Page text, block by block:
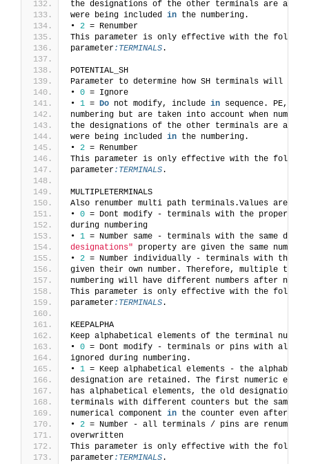
the designations of the other terminals are
were being included in the numbering.
• 2 = Renumber
This parameter is only effective with the
parameter:TERMINALS.
POTENTIAL_SH
Parameter to determine how SH terminals will be
• 0 = Ignore
• 1 = Do not modify, include in sequence. PE, N
numbering but are taken into account when
the designations of the other terminals are
were being included in the numbering.
• 2 = Renumber
This parameter is only effective with the
parameter:TERMINALS.
MULTIPLETERMINALS
Also renumber multi path terminals.Values are:
• 0 = Dont modify - terminals with the property
during numbering
• 1 = Number same - terminals with the same
designations" property are given the same number
• 2 = Number individually - terminals with the
given their own number. Therefore, multiple
numbering will have different numbers after
This parameter is only effective with the
parameter:TERMINALS.
KEEPALPHA
Keep alphabetical elements of the terminal
• 0 = Dont modify - terminals or pins with
ignored during numbering.
• 1 = Keep alphabetical elements - the
designation are retained. The first numeric
has alphabetical elements, the old designation is
terminals with different counters but the same
numerical component in the counter even after the
• 2 = Number - all terminals / pins are
overwritten
This parameter is only effective with the
parameter:TERMINALS.